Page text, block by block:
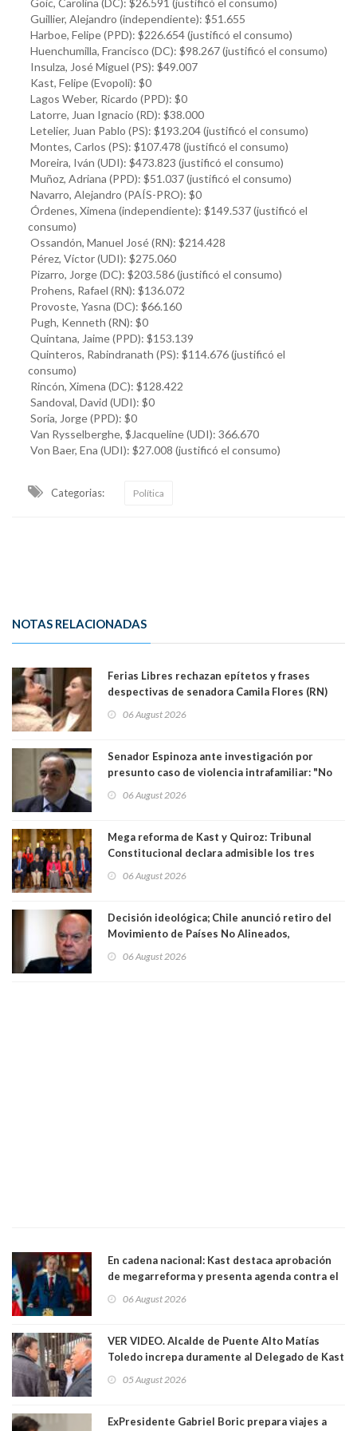
Guillier, Alejandro (independiente): $51.655
Harboe, Felipe (PPD): $226.654 (justificó el consumo)
Huenchumilla, Francisco (DC): $98.267 (justificó el consumo)
Insulza, José Miguel (PS): $49.007
Kast, Felipe (Evopoli): $0
Lagos Weber, Ricardo (PPD): $0
Latorre, Juan Ignacio (RD): $38.000
Letelier, Juan Pablo (PS): $193.204 (justificó el consumo)
Montes, Carlos (PS): $107.478 (justificó el consumo)
Moreira, Iván (UDI): $473.823 (justificó el consumo)
Muñoz, Adriana (PPD): $51.037 (justificó el consumo)
Navarro, Alejandro (PAÍS-PRO): $0
Órdenes, Ximena (independiente): $149.537 (justificó el
consumo)
Ossandón, Manuel José (RN): $214.428
Pérez, Víctor (UDI): $275.060
Pizarro, Jorge (DC): $203.586 (justificó el consumo)
Prohens, Rafael (RN): $136.072
Provoste, Yasna (DC): $66.160
Pugh, Kenneth (RN): $0
Quintana, Jaime (PPD): $153.139
Quinteros, Rabindranath (PS): $114.676 (justificó el
consumo)
Rincón, Ximena (DC): $128.422
Sandoval, David (UDI): $0
Soria, Jorge (PPD): $0
Van Rysselberghe, $Jacqueline (UDI): 366.670
Von Baer, Ena (UDI): $27.008 (justificó el consumo)
Categorias: Política
NOTAS RELACIONADAS
Ferias Libres rechazan epítetos y frases
despectivas de senadora Camila Flores (RN)
06 August 2026
Senador Espinoza ante investigación por
presunto caso de violencia intrafamiliar: "No
antecedentes a Tribunal Supremo
06 August 2026
Mega reforma de Kast y Quiroz: Tribunal
Constitucional declara admisible los tres
06 August 2026
Decisión ideológica; Chile anunció retiro del
Movimiento de Países No Alineados,
1971. Excanciller Insulza lamentó decisión
06 August 2026
En cadena nacional: Kast destaca aprobación
de megarreforma y presenta agenda contra el
06 August 2026
VER VIDEO. Alcalde de Puente Alto Matías
Toledo increpa duramente al Delegado de Kast
delegado nuevamente arrancando"
05 August 2026
ExPresidente Gabriel Boric prepara viajes a